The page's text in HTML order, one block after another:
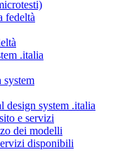
fedeltà
.italia
system
design system .italia
e servizi
dei modelli
disponibili